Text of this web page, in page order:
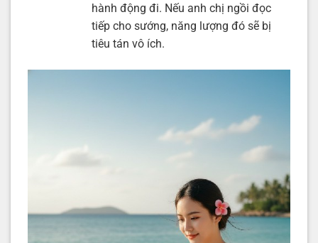
hành động đi. Nếu anh chị ngồi đọc
tiếp cho sướng, năng lượng đó sẽ bị
tiêu tán vô ích.